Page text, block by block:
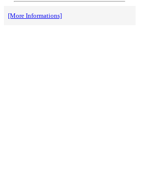
[More Informations]